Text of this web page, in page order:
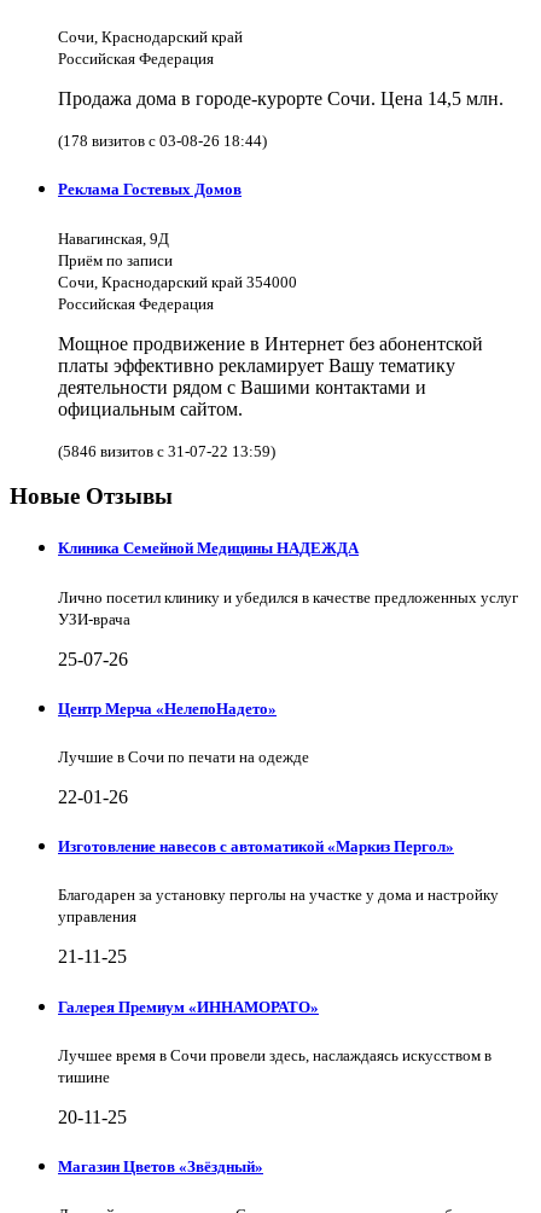
Сочи, Краснодарский край
Российская Федерация
Продажа дома в городе-курорте Сочи. Цена 14,5 млн.
(178 визитов с 03-08-26 18:44)
Реклама Гостевых Домов
Навагинская, 9Д
Приём по записи
Сочи, Краснодарский край 354000
Российская Федерация
Мощное продвижение в Интернет без абонентской
платы эффективно рекламирует Вашу тематику
деятельности рядом с Вашими контактами и
официальным сайтом.
(5846 визитов с 31-07-22 13:59)
Новые Отзывы
Клиника Семейной Медицины НАДЕЖДА
Лично посетил клинику и убедился в качестве предложенных услуг
УЗИ-врача
25-07-26
Центр Мерча «НелепоНадето»
Лучшие в Сочи по печати на одежде
22-01-26
Изготовление навесов с автоматикой «Маркиз Пергол»
Благодарен за установку перголы на участке у дома и настройку
управления
21-11-25
Галерея Премиум «ИННАМОРАТО»
Лучшее время в Сочи провели здесь, наслаждаясь искусством в
тишине
20-11-25
Магазин Цветов «Звёздный»